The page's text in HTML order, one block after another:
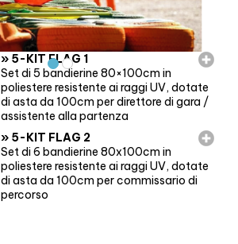
» 5-KIT FLAG 1
Set di 5 bandierine 80×100cm in
poliestere resistente ai raggi UV, dotate
di asta da 100cm per direttore di gara /
assistente alla partenza
» 5-KIT FLAG 2
Set di 6 bandierine 80x100cm in
poliestere resistente ai raggi UV, dotate
di asta da 100cm per commissario di
percorso